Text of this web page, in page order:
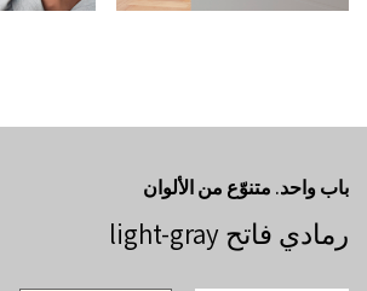
باب واحد. متنوّع من الألوان
رمادي فاتح light-gray